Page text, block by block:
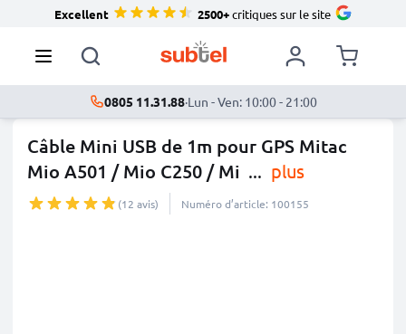
Excellent 2500+critiques sur le site
0805 11.31.88·Lun - Ven: 10:00 - 21:00
Câble Mini USB de 1m pour GPS Mitac
Mio A501 / Mio C250 / Mi ... plus
(12 avis) Numéro d’article: 100155